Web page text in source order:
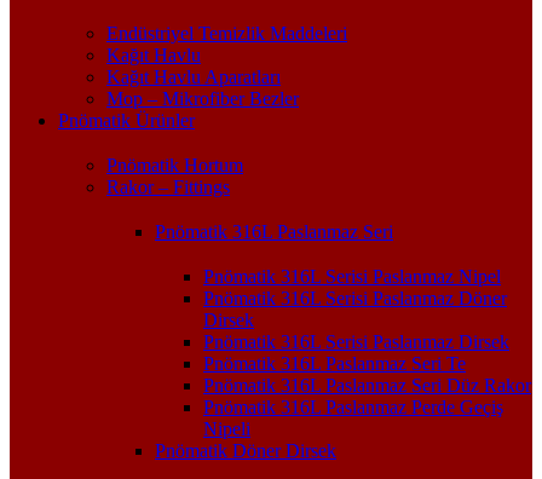
Endüstriyel Temizlik Maddeleri
Kağıt Havlu
Kağıt Havlu Aparatları
Mop – Mikrofiber Bezler
Pnömatik Ürünler
Pnömatik Hortum
Rakor – Fittings
Pnömatik 316L Paslanmaz Seri
Pnömatik 316L Serisi Paslanmaz Nipel
Pnömatik 316L Serisi Paslanmaz Döner
Dirsek
Pnömatik 316L Serisi Paslanmaz Dirsek
Pnömatik 316L Paslanmaz Seri Te
Pnömatik 316L Paslanmaz Seri Düz Rakor
Pnömatik 316L Paslanmaz Perde Geçiş
Nipeli
Pnömatik Döner Dirsek